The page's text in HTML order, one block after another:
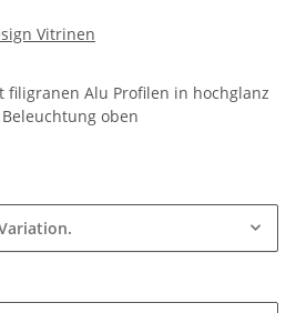
Vitrinen
filigranen Alu Profilen in hochglanz
oben